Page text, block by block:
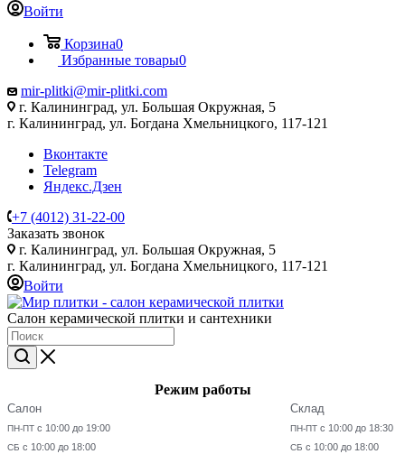
Войти
Корзина0
Избранные товары0
mir-plitki@mir-plitki.com
г. Калининград, ул. Большая Окружная, 5
г. Калининград, ул. Богдана Хмельницкого, 117-121
Вконтакте
Telegram
Яндекс.Дзен
+7 (4012) 31-22-00
Заказать звонок
г. Калининград, ул. Большая Окружная, 5
г. Калининград, ул. Богдана Хмельницкого, 117-121
Войти
Салон керамической плитки и сантехники
Режим работы
Салон
ПН-ПТ с 10:00 до 19:00
СБ с 10:00 до 18:00
Склад
ПН-ПТ с 10:00 до 18:30
СБ с 10:00 до 18:00